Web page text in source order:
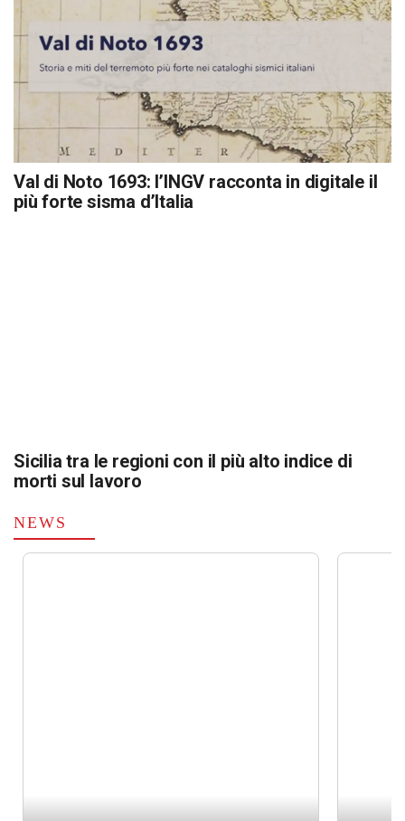
Val di Noto 1693: l’INGV racconta in digitale il
più forte sisma d’Italia
Sicilia tra le regioni con il più alto indice di
morti sul lavoro
NEWS